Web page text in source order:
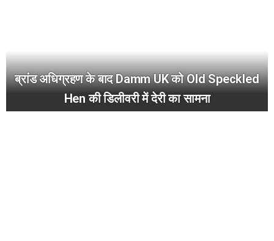
ब्रांड अधिग्रहण के बाद Damm UK को Old Speckled
Hen की डिलीवरी में देरी का सामना